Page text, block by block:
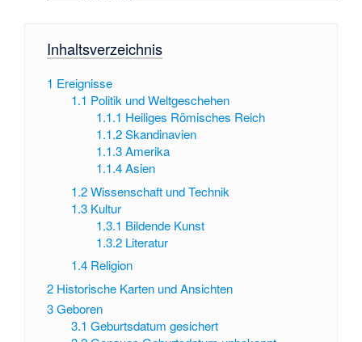
Inhaltsverzeichnis
1 Ereignisse
1.1 Politik und Weltgeschehen
1.1.1 Heiliges Römisches Reich
1.1.2 Skandinavien
1.1.3 Amerika
1.1.4 Asien
1.2 Wissenschaft und Technik
1.3 Kultur
1.3.1 Bildende Kunst
1.3.2 Literatur
1.4 Religion
2 Historische Karten und Ansichten
3Geboren
3.1 Geburtsdatum gesichert